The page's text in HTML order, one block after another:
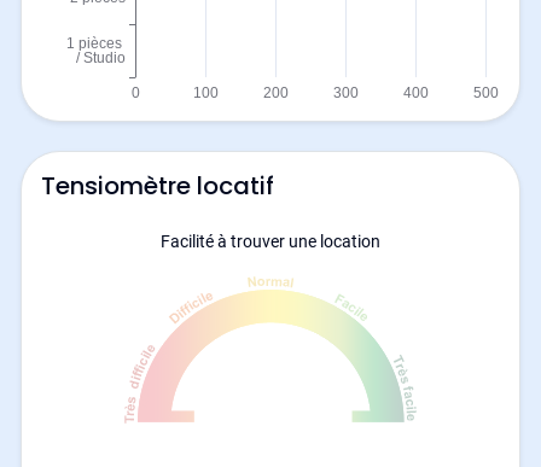
Tensiomètre locatif
Facilité à trouver une location